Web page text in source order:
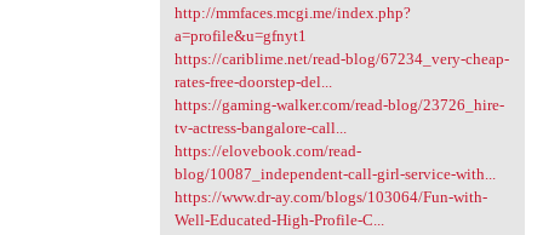
http://mmfaces.mcgi.me/index.php?
a=profile&u=gfnyt1
https://cariblime.net/read-blog/67234_very-cheap-
rates-free-doorstep-del...
https://gaming-walker.com/read-blog/23726_hire-
tv-actress-bangalore-call...
https://elovebook.com/read-
blog/10087_independent-call-girl-service-with...
https://www.dr-ay.com/blogs/103064/Fun-with-
Well-Educated-High-Profile-C...